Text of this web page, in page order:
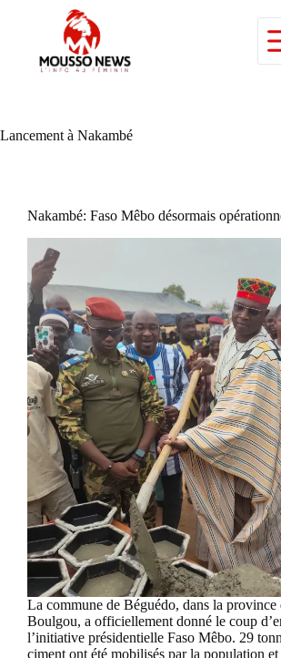
Lancement à Nakambé
Nakambé: Faso Mêbo désormais
La commune de Béguédo, dans la province
Boulgou, a officiellement donné le coup
l’initiative présidentielle Faso Mêbo. 29
ciment ont été mobilisés par la population et